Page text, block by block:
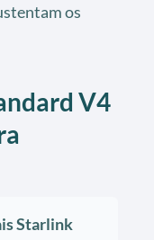
os
V4
Starlink